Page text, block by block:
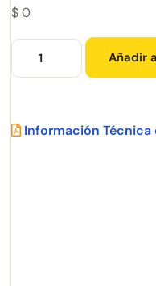
$0
Añadir
Información Técnica